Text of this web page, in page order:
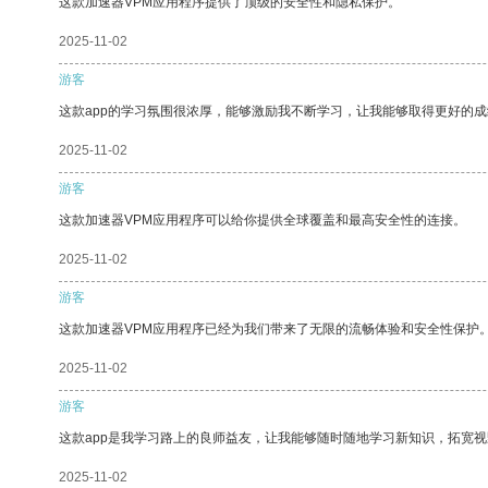
2025-11-02
游客
这款app的学习氛围很浓厚，能够激励我不断学习，让我能够取得更好的成
2025-11-02
游客
这款加速器VPM应用程序可以给你提供全球覆盖和最高安全性的连接。
2025-11-02
游客
这款加速器VPM应用程序已经为我们带来了无限的流畅体验和安全性保护。
2025-11-02
游客
这款app是我学习路上的良师益友，让我能够随时随地学习新知识，拓宽视
2025-11-02